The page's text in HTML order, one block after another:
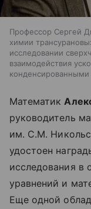
Профессор Сергей
химии
исследовании
взаимодействия
Математик
руководитель
им. С.М.
удостоен
исследования в
уравнений и
Еще одной